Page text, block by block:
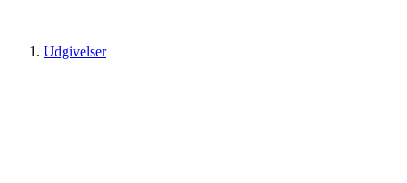
Udgivelser